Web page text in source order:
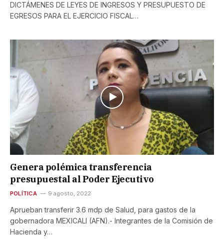
DICTÁMENES DE LEYES DE INGRESOS Y PRESUPUESTO DE
EGRESOS PARA EL EJERCICIO FISCAL…
Genera polémica transferencia
presupuestal al Poder Ejecutivo
POLÍTICA 9 agosto, 2022
Aprueban transferir 3.6 mdp de Salud, para gastos de la
gobernadora MEXICALI (AFN).- Integrantes de la Comisión de
Hacienda y…